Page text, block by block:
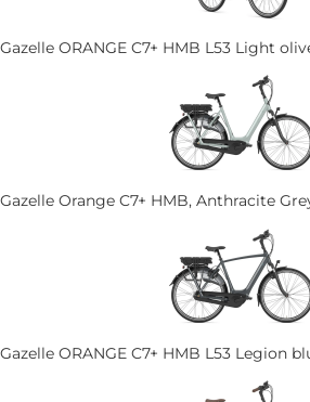
Gazelle ORANGE C7+ HMB L53 Light
Gazelle Orange C7+ HMB, Anthracite
Gazelle ORANGE C7+ HMB L53 Legion